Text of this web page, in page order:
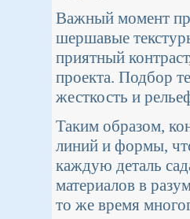
Важный момент
шершавые
приятный
проекта. Подбор
жесткость и
Таким образом,
линий и формы,
каждую деталь
материалов в
то же время